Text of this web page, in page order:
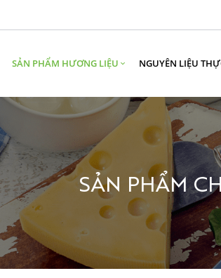
SẢN PHẨM HƯƠNG LIỆU NGUYÊN LIỆU
SẢN PHẨM